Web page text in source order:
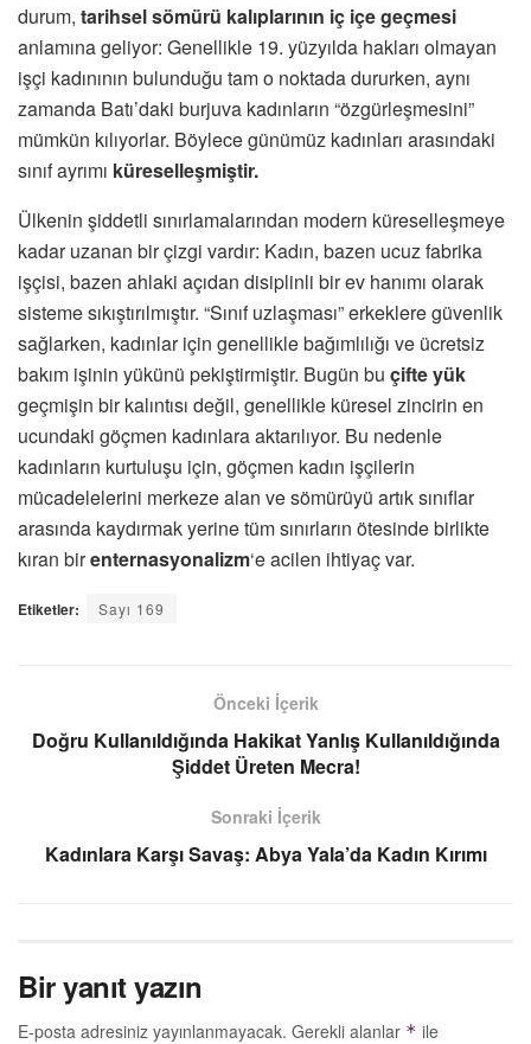
durum, tarihsel sömürü kalıplarının iç içe geçmesi
anlamına geliyor: Genellikle 19. yüzyılda hakları olmayan
işçi kadınının bulunduğu tam o noktada dururken, aynı
zamanda Batı’daki burjuva kadınların “özgürleşmesini”
mümkün kılıyorlar. Böylece günümüz kadınları arasındaki
sınıf ayrımı küreselleşmiştir.
Ülkenin şiddetli sınırlamalarından modern küreselleşmeye
kadar uzanan bir çizgi vardır: Kadın, bazen ucuz fabrika
işçisi, bazen ahlaki açıdan disiplinli bir ev hanımı olarak
sisteme sıkıştırılmıştır. “Sınıf uzlaşması” erkeklere güvenlik
sağlarken, kadınlar için genellikle bağımlılığı ve ücretsiz
bakım işinin yükünü pekiştirmiştir. Bugün bu çifte yük
geçmişin bir kalıntısı değil, genellikle küresel zincirin en
ucundaki göçmen kadınlara aktarılıyor. Bu nedenle
kadınların kurtuluşu için, göçmen kadın işçilerin
mücadelelerini merkeze alan ve sömürüyü artık sınıflar
arasında kaydırmak yerine tüm sınırların ötesinde birlikte
kıran birenternasyonalizm‘e acilen ihtiyaç var.
Etiketler: Sayı 169
Önceki İçerik
Doğru Kullanıldığında Hakikat Yanlış Kullanıldığında
Şiddet Üreten Mecra!
Sonraki İçerik
Kadınlara Karşı Savaş: Abya Yala’da Kadın Kırımı
Bir yanıt yazın
E-posta adresiniz yayınlanmayacak. Gerekli alanlar * ile